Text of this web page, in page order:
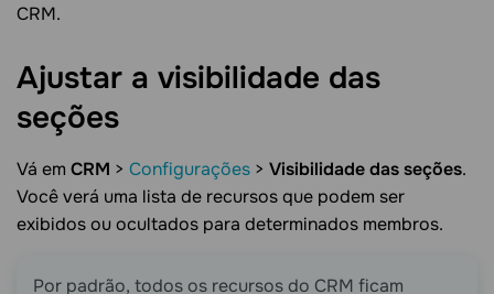
CRM.
Ajustar a visibilidade das
seções
Vá em CRM > Configurações > Visibilidade das seções.
Você verá uma lista de recursos que podem ser
exibidos ou ocultados para determinados membros.
Por padrão, todos os recursos do CRM ficam